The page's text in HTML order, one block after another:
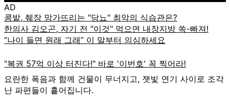
AD
요란한 폭음과 함께 건물이 무너지고, 잿빛 연기 사이로 조각
난 파편들이 흩어집니다.